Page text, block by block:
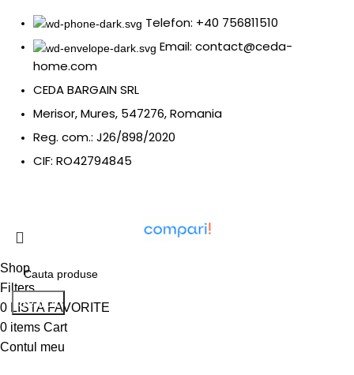
Telefon: +40 756811510
Email: contact@ceda-
home.com
CEDA BARGAIN SRL
Merisor, Mures, 547276, Romania
Reg. com.: J26/898/2020
CIF: RO42794845
Search
Shop
Filters
0 LISTA FAVORITE
0 items Cart
Contul meu